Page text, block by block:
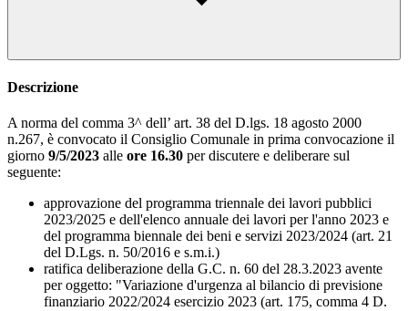
Descrizione
A norma del comma 3^ dell’ art. 38 del D.lgs. 18 agosto 2000
n.267, è convocato il Consiglio Comunale in prima convocazione il
giorno 9/5/2023 alle ore 16.30 per discutere e deliberare sul
seguente:
approvazione del programma triennale dei lavori pubblici
2023/2025 e dell'elenco annuale dei lavori per l'anno 2023 e
del programma biennale dei beni e servizi 2023/2024 (art. 21
del D.Lgs. n. 50/2016 e s.m.i.)
ratifica deliberazione della G.C. n. 60 del 28.3.2023 avente
per oggetto: "Variazione d'urgenza al bilancio di previsione
finanziario 2022/2024 esercizio 2023 (art. 175, comma 4 D.